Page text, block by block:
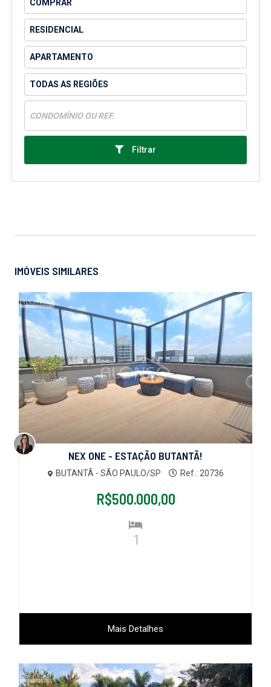
Filtrar
IMÓVEIS SIMILARES
NEX ONE - ESTAÇÃO BUTANTÃ!
BUTANTÃ - SÃO PAULO/SP Ref.: 20736
R$500.000,00
1
Mais Detalhes